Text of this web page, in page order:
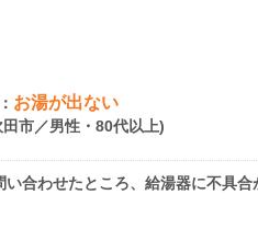
お湯が出ない
市／男性・80代以上)
合わせたところ、給湯器に不具